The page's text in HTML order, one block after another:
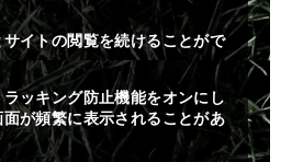
イトの閲覧を続けることがで
ッキング防止機能をオンにし
が頻繁に表示されることがあ